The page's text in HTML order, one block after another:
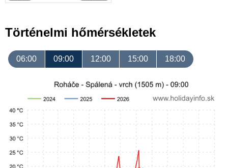
Történelmi hőmérsékletek
06:00 09:00 12:00 15:00 18:00